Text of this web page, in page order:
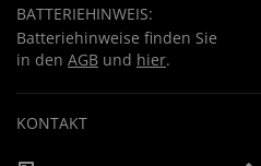
BATTERIEHINWEIS:
Batteriehinweise finden Sie
in den AGB und hier.
KONTAKT